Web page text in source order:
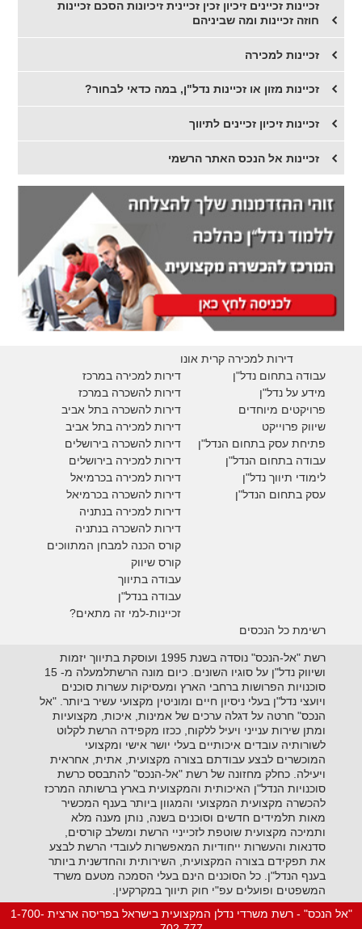
זכיינות זכיינים זיכיון זכין זכיינית זיכיונות הסכם זכיינות
חוזה זכיינות ומה שביניהם
זכיינות למכירה
זכיינות מזון או זכיינות נדל"ן, במה כדאי לבחור?
​זכיינות זיכיון זכיינים לתיווך
זכיינות אל הנכס האתר הרשמי
דירות למכירה קרית אונו
דירות למכירה במרכז
דירות להשכרה במרכז
דירות להשכרה בתל אביב
דירות למכירה בתל אביב
דירות להשכרה בירושלים
דירות למכירה בירושלים
דירות למכירה בכרמיאל
דירות להשכרה בכרמיאל
דירות למכירה בנתניה
דירות להשכרה בנתניה
קורס הכנה למבחן המתווכים
קורס שיווק
עבודה בתיווך
עבודה בנדל"ן
זכיינות-למי זה מתאים?
עבודה בתחום נדל"ן
מידע על נדל"ן
פרויקטים מיוחדים
שיווק פרוייקט
פתיחת עסק בתחום הנדל"ן
עבודה בתחום הנדל"ן
לימודי תיווך נדל"ן
עסק בתחום הנדל"ן
רשימת כל הנכסים
רשת "אל-הנכס" נוסדה בשנת 1995 ועוסקת בתיווך יזמות
ושיווק נדל"ן על סוגיו השונים. כיום מונה הרשתלמעלה מ- 15
סוכנויות הפרושות ברחבי הארץ ומעסיקות עשרות סוכנים
ויועצי נדל"ן בעלי ניסיון חיים ומוניטין מקצועי עשיר ביותר. "אל
הנכס" חרטה על דגלה ערכים של אמינות, איכות, מקצועיות
ומתן שירות ענייני ויעיל ללקוח, ככזו מקפידה הרשת לקלוט
לשורותיה עובדים איכותיים בעלי יושר אישי ומקצועי
המוכשרים לבצע עבודתם בצורה מקצועית, אתית, אחראית
ויעילה. כחלק מחזונה של רשת "אל-הנכס" להתבסס כרשת
סוכנויות הנדל"ן האיכותית והמקצועית בארץ ברשותה המרכז
להכשרה מקצועית המקצועי והמגוון ביותר בענף המכשיר
מאות תלמידים חדשים וסוכנים בשנה, נותן מענה מלא
ותמיכה מקצועית שוטפת לזכייניי הרשת ומשלב קורסים,
סדנאות והעשרות ייחודיות המאפשרות לעובדי הרשת לבצע
את תפקידם בצורה המקצועית, השירותית והחדשנית ביותר
בענף הנדל"ן. כל הסוכנים הינם בעלי הסמכה מטעם משרד
המשפטים ופועלים עפ"י חוק תיווך במקרקעין.
"אל הנכס" - רשת משרדי נדלן המקצועית בישראל בפריסה ארצית 1-700-